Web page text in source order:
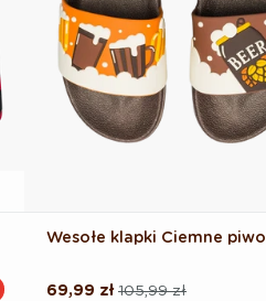
Wesołe klapki Ciemne piwo
Cena
105,99 zł
Cena
69,99 zł